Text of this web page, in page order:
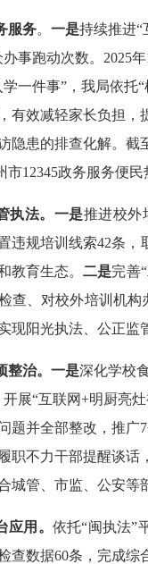
服务。 一是持续推进“
事跑动次数。2025
一件事”，我局依托
有效减轻家长负担，
隐患的排查化解。截
市12345政务服务便
执法。 一是推进校外
违规培训线索42条
教育生态。二是完善
查、对校外培训机
现阳光执法、公正监
整治。一是深化学校
开展“互联网+明厨亮
题并全部整改，推广
职不力干部提醒谈话
城管、市监、公安等
应用。 依托“闽执法”
查数据60条，完成